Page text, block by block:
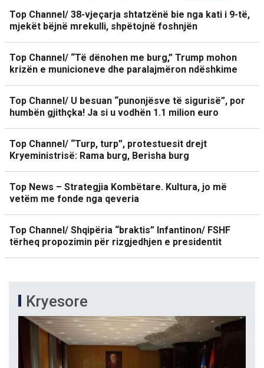
Top Channel/ 38-vjeçarja shtatzënë bie nga kati i 9-të,
mjekët bëjnë mrekulli, shpëtojnë foshnjën
Top Channel/ “Të dënohen me burg,” Trump mohon
krizën e municioneve dhe paralajmëron ndëshkime
Top Channel/ U besuan “punonjësve të sigurisë”, por
humbën gjithçka! Ja si u vodhën 1.1 milion euro
Top Channel/ “Turp, turp”, protestuesit drejt
Kryeministrisë: Rama burg, Berisha burg
Top News – Strategjia Kombëtare. Kultura, jo më
vetëm me fonde nga qeveria
Top Channel/ Shqipëria “braktis” Infantinon/ FSHF
tërheq propozimin për rizgjedhjen e presidentit
Kryesore